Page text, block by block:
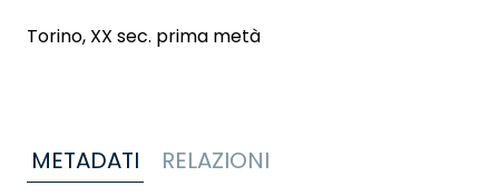
Torino, XX sec. prima metà
METADATI RELAZIONI